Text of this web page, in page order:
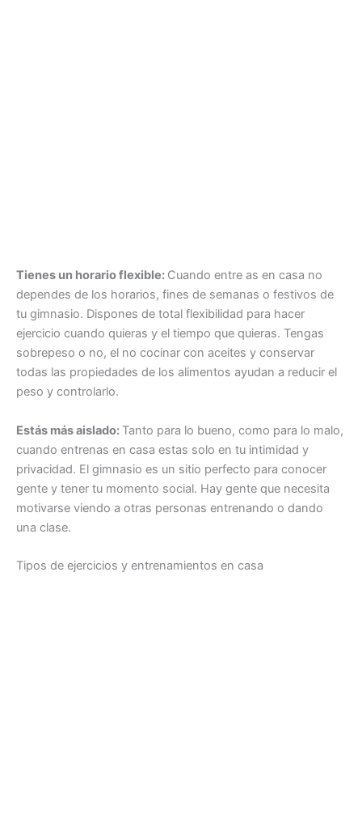
Tienes un horario flexible: Cuando entre as en casa no
dependes de los horarios, fines de semanas o festivos de
tu gimnasio. Dispones de total flexibilidad para hacer
ejercicio cuando quieras y el tiempo que quieras. Tengas
sobrepeso o no, el no cocinar con aceites y conservar
todas las propiedades de los alimentos ayudan a reducir el
peso y controlarlo.
Estás más aislado: Tanto para lo bueno, como para lo malo,
cuando entrenas en casa estas solo en tu intimidad y
privacidad. El gimnasio es un sitio perfecto para conocer
gente y tener tu momento social. Hay gente que necesita
motivarse viendo a otras personas entrenando o dando
una clase.
Tipos de ejercicios y entrenamientos en casa